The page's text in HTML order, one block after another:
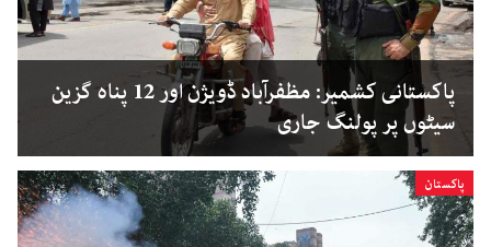
پاکستانی کشمیر: مظفرآباد ڈویژن اور 12 پناہ گزین
سیٹوں پر پولنگ جاری
پاکستان